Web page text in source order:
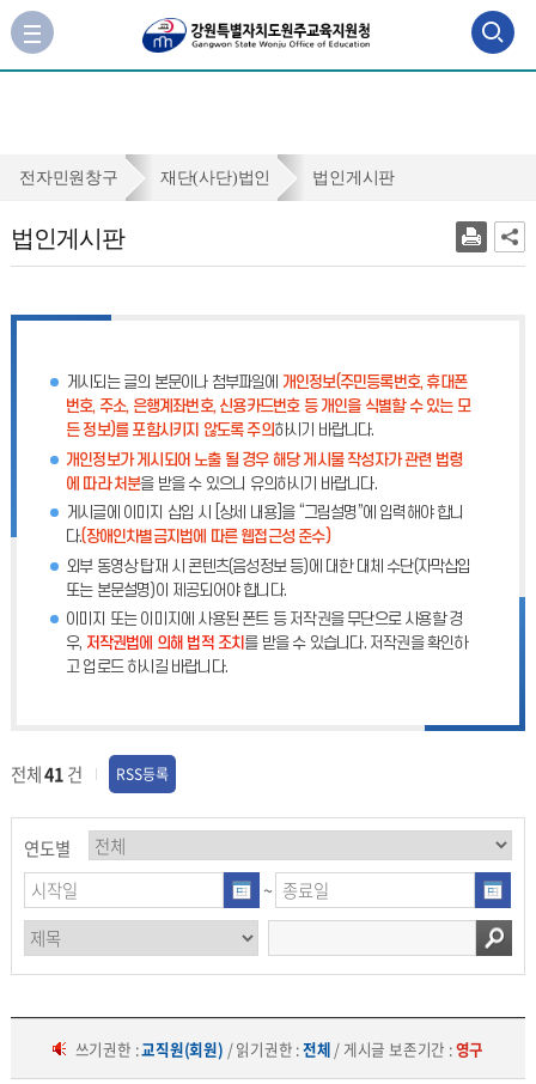
검
색
기
사
이
가
법
게
판
전자민원창구 재단(사단)법인 법인게시판
법인게시판
게시되는 글의 본문이나 첨부파일에 개인정보(주민등록번호, 휴대폰
번호, 주소, 은행계좌번호, 신용카드번호 등 개인을 식별할 수 있는 모
든 정보)를 포함시키지 않도록 주의하시기 바랍니다.
개인정보가 게시되어 노출 될 경우 해당 게시물 작성자가 관련 법령
에 따라 처분을 받을 수 있으니 유의하시기 바랍니다.
게시글에 이미지 삽입 시 [상세 내용]을 “그림설명”에 입력해야 합니
다.(장애인차별금지법에 따른 웹접근성 준수)
외부 동영상 탑재 시 콘텐츠(음성정보 등)에 대한 대체 수단(자막삽입
또는 본문설명)이 제공되어야 합니다.
이미지 또는 이미지에 사용된 폰트 등 저작권을 무단으로 사용할 경
우, 저작권법에 의해 법적 조치 를 받을 수 있습니다. 저작권을 확인하
고 업로드 하시길 바랍니다.
전체41건 RSS등록
연도별
~
쓰기권한 :교직원(회원) / 읽기권한 :전체 / 게시글 보존기간 :영구